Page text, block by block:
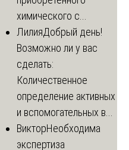
химического с...
ЛилияДобрый день!
Возможно ли у вас
сделать:
Количественное
определение активных
и вспомогательных в...
ВикторНеобходима
экспертиза